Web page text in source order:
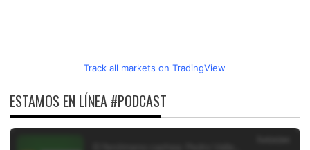
Track all markets on TradingView
ESTAMOS EN LÍNEA #PODCAST